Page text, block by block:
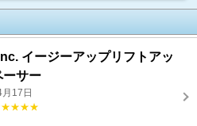
イージーアップリフトアッ
ーサー
17日